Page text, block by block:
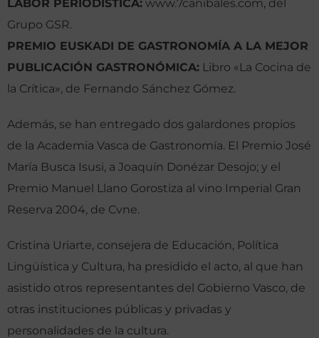
LABOR PERIODÍSTICA: www.7canibales.com, del
Grupo GSR.
PREMIO EUSKADI DE GASTRONOMÍA A LA MEJOR
PUBLICACIÓN GASTRONÓMICA: Libro «La Cocina de
la Crítica», de Fernando Sánchez Gómez.
Además, se han entregado dos galardones propios
de la Academia Vasca de Gastronomía. El Premio José
María Busca Isusi, a Joaquín Donézar Desojo; y el
Premio Manuel Llano Gorostiza al vino Imperial Gran
Reserva 2004, de Cvne.
Cristina Uriarte, consejera de Educación, Política
Lingüística y Cultura, ha presidido el acto, al que han
asistido otros representantes del Gobierno Vasco, de
otras instituciones públicas y privadas y
personalidades de la cultura.